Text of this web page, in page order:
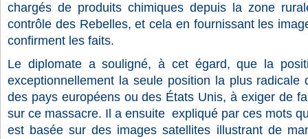
chargés de produits chimiques depuis la zone
contrôle des Rebelles, et cela en fournissant les
confirment les faits.
Le diplomate a souligné, à cet égard, que la
exceptionnellement la seule position la plus
des pays européens ou des États Unis, à exiger de
sur ce massacre. Il a ensuite expliqué par ces mots
est basée sur des images satellites illustrant de